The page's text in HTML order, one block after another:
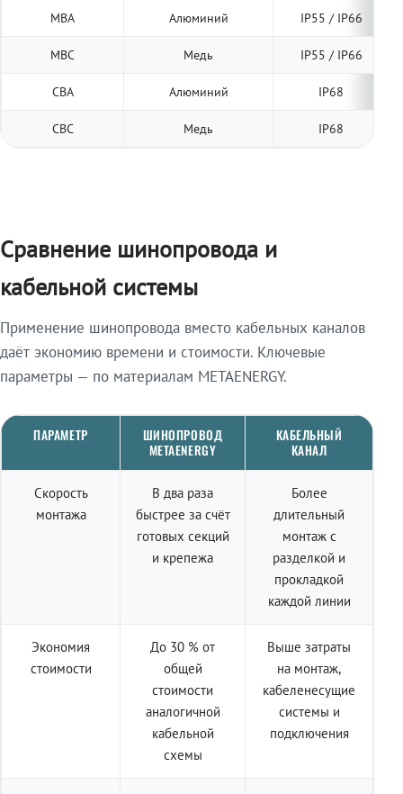
МВА Алюминий IP55 / IP66
МВС Медь IP55 / IP66
СВА Алюминий IP68
СВС Медь IP68
Сравнение шинопровода и
кабельной системы
Применение шинопровода вместо кабельных каналов
даёт экономию времени и стоимости. Ключевые
параметры — по материалам METAENERGY.
ПАРАМЕТР
ШИНОПРОВОД
METAENERGY
КАБЕЛЬНЫЙ
КАНАЛ
Скорость
монтажа
В два раза
быстрее за счёт
готовых секций
и крепежа
Более
длительный
монтаж с
разделкой и
прокладкой
каждой линии
Экономия
стоимости
До 30 % от
общей
стоимости
аналогичной
кабельной
схемы
Выше затраты
на монтаж,
кабеленесущие
системы и
подключения